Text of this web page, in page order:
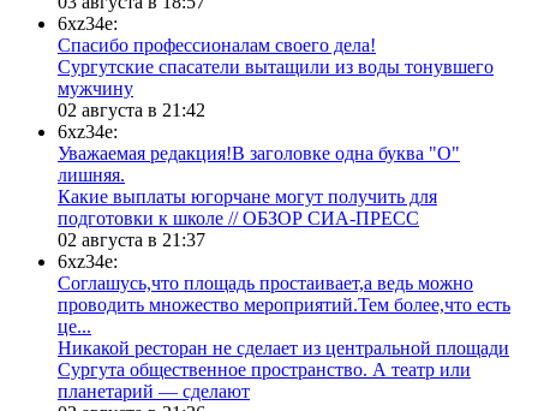
6xz34e:
Спасибо профессионалам своего дела!
Сургутские спасатели вытащили из воды тонувшего
мужчину
02 августа в 21:42
6xz34e:
Уважаемая редакция!В заголовке одна буква "О"
лишняя.
Какие выплаты югорчане могут получить для
подготовки к школе // ОБЗОР СИА-ПРЕСС
02 августа в 21:37
6xz34e:
Соглашусь,что площадь простаивает,а ведь можно
проводить множество мероприятий.Тем более,что есть
це...
​Никакой ресторан не сделает из центральной площади
Сургута общественное пространство. А театр или
планетарий — сделают